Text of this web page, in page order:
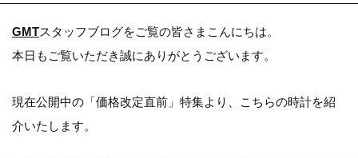
GMTスタッフブログをご覧の皆さまこんにちは。
本日もご覧いただき誠にありがとうございます。
現在公開中の「価格改定直前」特集より、こちらの時計を紹
介いたします。